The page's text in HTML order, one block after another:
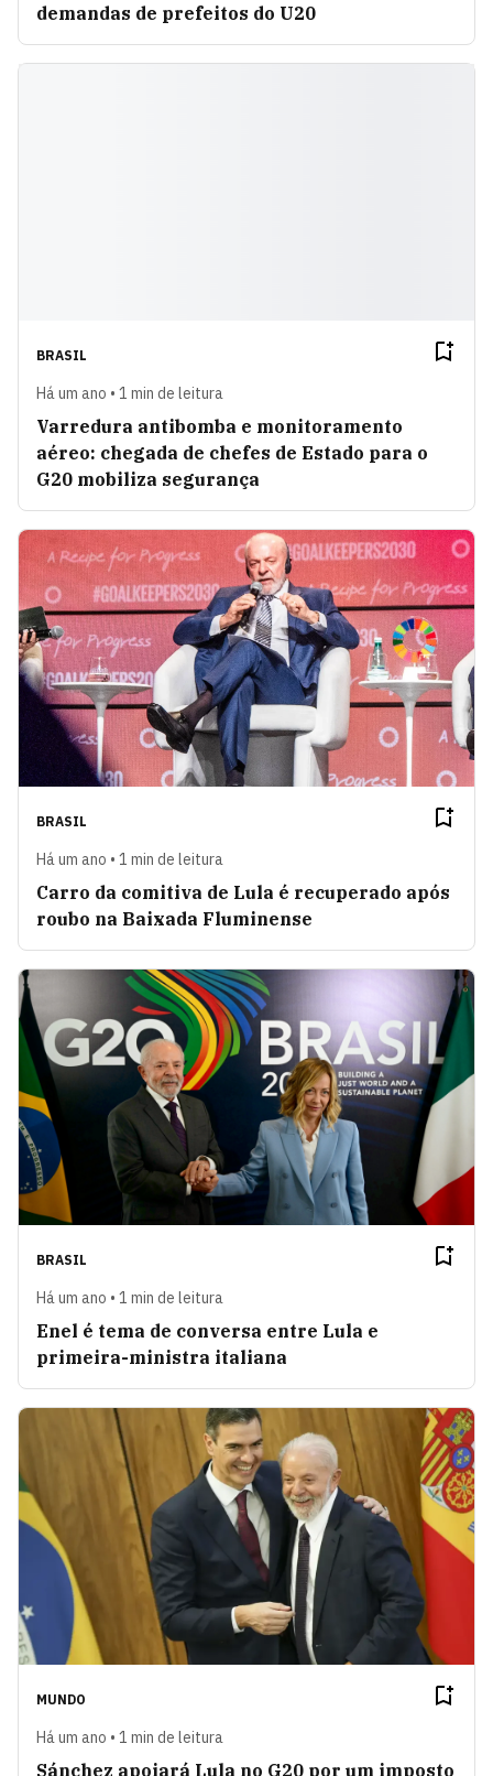
demandas de prefeitos do U20
BRASIL
Há um ano • 1 min de leitura
Varredura antibomba e monitoramento
aéreo: chegada de chefes de Estado para o
G20 mobiliza segurança
BRASIL
Há um ano • 1 min de leitura
Carro da comitiva de Lula é recuperado após
roubo na Baixada Fluminense
BRASIL
Há um ano • 1 min de leitura
Enel é tema de conversa entre Lula e
primeira-ministra italiana
MUNDO
Há um ano • 1 min de leitura
Sánchez apoiará Lula no G20 por um imposto